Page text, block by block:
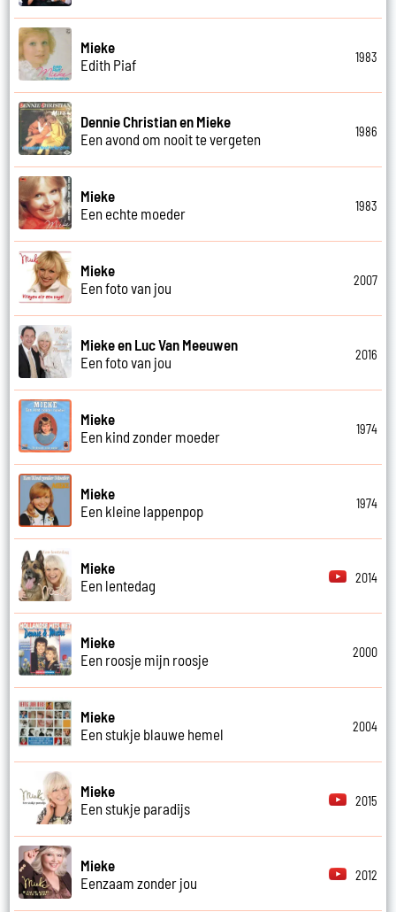
Mieke
Edith Piaf
1983
Dennie Christian en Mieke
Een avond om nooit te vergeten
1986
Mieke
Een echte moeder
1983
Mieke
Een foto van jou
2007
Mieke en Luc Van Meeuwen
Een foto van jou
2016
Mieke
Een kind zonder moeder
1974
Mieke
Een kleine lappenpop
1974
Mieke
Een lentedag
2014
Mieke
Een roosje mijn roosje
2000
Mieke
Een stukje blauwe hemel
2004
Mieke
Een stukje paradijs
2015
Mieke
Eenzaam zonder jou
2012